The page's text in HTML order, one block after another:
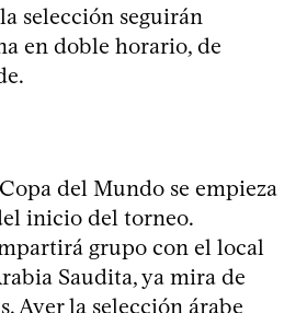
selección seguirán
en doble horario, de
del Mundo se empieza
inicio del torneo.
grupo con el local
Saudita, ya mira de
Ayer la selección árabe